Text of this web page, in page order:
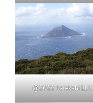
@2022 halekahi LLC